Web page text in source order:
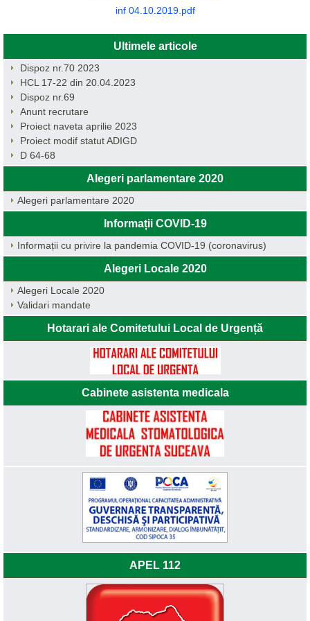
inf 04.10.2019.pdf
Ultimele articole
Dispoz nr.70 2023
HCL 17-22 din 20.04.2023
Dispoz nr.69
Anunt recrutare
Proiect naveta aprilie 2023
Proiect modif statut ADIGD
D 64-68
Alegeri parlamentare 2020
Alegeri parlamentare 2020
Informații COVID-19
Informații cu privire la pandemia COVID-19 (coronavirus)
Alegeri Locale 2020
Alegeri Locale 2020
Validari mandate
Hotarari ale Comitetului Local de Urgență
Cabinete asistenta medicala
APEL 112